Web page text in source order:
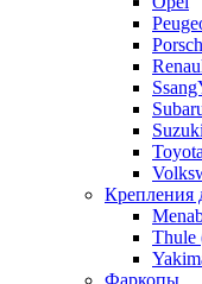
Suzuki
Toyota
Крепления
Фаркопы